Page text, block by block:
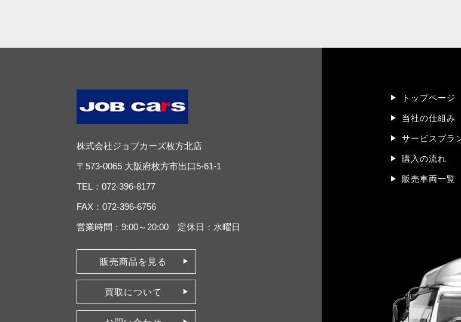
トップページ
当社の仕組み
サービスプラ
購入の流れ
販売車両一覧
株式会社ジョブカーズ枚方北店
〒573-0065 大阪府枚方市出口5-61-1
TEL：072-396-8177
FAX：072-396-6756
営業時間：9:00～20:00 定休日：水曜日
販売商品を見る
買取について